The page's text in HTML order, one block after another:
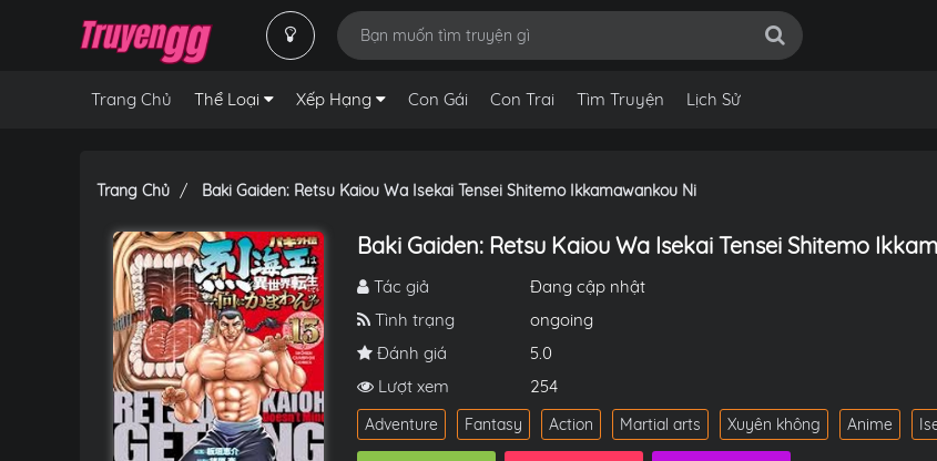
Trang Chủ Thể Loại Xếp Hạng Con Gái Con Trai Tìm Truyện Lịch Sử
Trang Chủ Baki Gaiden: Retsu Kaiou Wa Isekai Tensei Shitemo Ikkamawankou Ni
Baki Gaiden: Retsu Kaiou Wa Isekai Tensei Shitemo
Tác giả
Đang cập nhật
Tình trạng
ongoing
Đánh giá
5.0
Lượt xem
254
Adventure Fantasy Action Martial arts Xuyên không Anime